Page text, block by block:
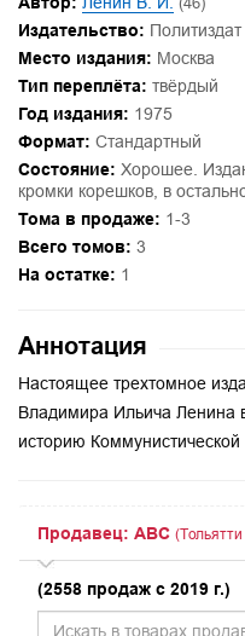
Издательство: Политиздат
Место издания: Москва
Тип переплёта: твёрдый
Год издания: 1975
Формат: Стандартный
Состояние: Хорошее.
кромки корешков, в
Тома в продаже: 1-3
Всего томов: 3
На остатке: 1
Аннотация
Настоящее трехтомное
Владимира Ильича Ленина
историю Коммунистической
Продавец: ABC
(2558 продаж с 2019 г.)